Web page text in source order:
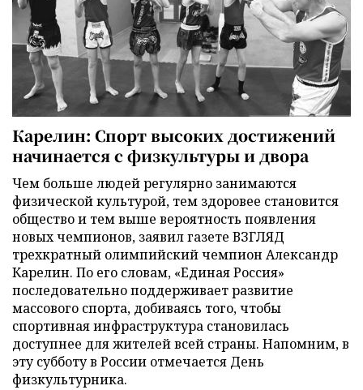
Карелин: Спорт высоких достижений
начинается с физкультуры и двора
Чем больше людей регулярно занимаются
физической культурой, тем здоровее становится
общество и тем выше вероятность появления
новых чемпионов, заявил газете ВЗГЛЯД
трехкратный олимпийский чемпион Александр
Карелин. По его словам, «Единая Россия»
последовательно поддерживает развитие
массового спорта, добиваясь того, чтобы
спортивная инфраструктура становилась
доступнее для жителей всей страны. Напомним, в
эту субботу в России отмечается День
физкультурника.